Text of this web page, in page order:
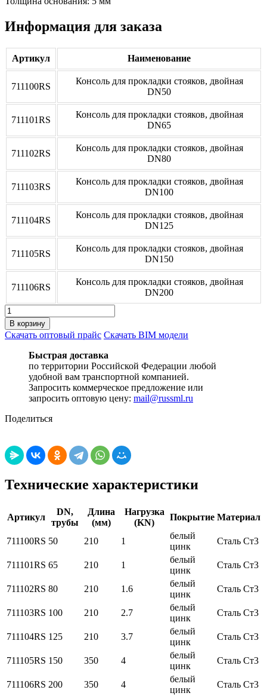
Информация для заказа
Артикул Наименование
711100RS
Консоль для прокладки стояков, двойная
DN50
711101RS
Консоль для прокладки стояков, двойная
DN65
711102RS
Консоль для прокладки стояков, двойная
DN80
711103RS
Консоль для прокладки стояков, двойная
DN100
711104RS
Консоль для прокладки стояков, двойная
DN125
711105RS
Консоль для прокладки стояков, двойная
DN150
711106RS
Консоль для прокладки стояков, двойная
DN200
Количество
товара
Консоль
для
прокладки
стояков,
двойная
В корзину
Скачать оптовый прайс Скачать BIM модели
Быстрая доставка
по территории Российской Федерации любой
удобной вам транспортной компанией.
Запросить коммерческое предложение или
запросить оптовую цену: mail@russml.ru
Поделиться
Технические характеристики
Артикул
DN,
трубы
Длина
(мм)
Нагрузка
(KN)
Покрытие Материал
711100RS 50 210 1
белый
цинк
Сталь Ст3
711101RS 65 210 1
белый
цинк
Сталь Ст3
711102RS 80 210 1.6
белый
цинк
Сталь Ст3
711103RS 100 210 2.7
белый
цинк
Сталь Ст3
711104RS 125 210 3.7
белый
цинк
Сталь Ст3
711105RS 150 350 4
белый
цинк
Сталь Ст3
711106RS 200 350 4
белый
цинк
Сталь Ст3